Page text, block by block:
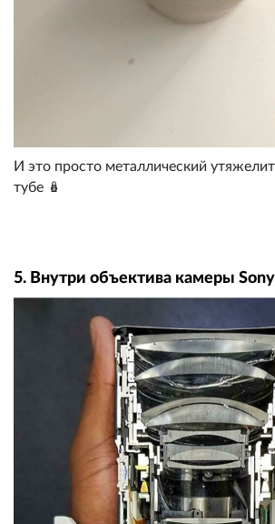
И это просто металлический
тубе 🪆
5. Внутри объектива камеры Sony